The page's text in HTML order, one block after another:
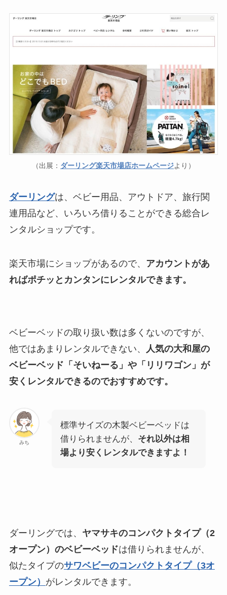
（出展： ダーリング楽天市場店ホームページより）
ダーリングは、ベビー用品、アウトドア、旅行関
連用品など、いろいろ借りることができる総合レ
ンタルショップです。
楽天市場にショップがあるので、 アカウントがあ
ればポチッとカンタンにレンタルできます。
ベビーベッドの取り扱い数は多くないのですが、
他ではあまりレンタルできない、
人気の大和屋の
ベビーベッド「そいねーる」や「リリワゴン」が
安くレンタルできるのでおすすめです。
みち
標準サイズの木製ベビーベッドは
借りられませんが、 それ以外は相
場より安くレンタルできますよ！
ダーリングでは、 ヤマサキのコンパクトタイプ（2
オープン）のベビーベッドは借りられませんが、
似たタイプのサワベビーのコンパクトタイプ（3オ
ープン） がレンタルできます。